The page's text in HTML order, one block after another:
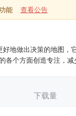
能 查看公告
好地做出决策的地图，
各个方面创造专注，减
下载量